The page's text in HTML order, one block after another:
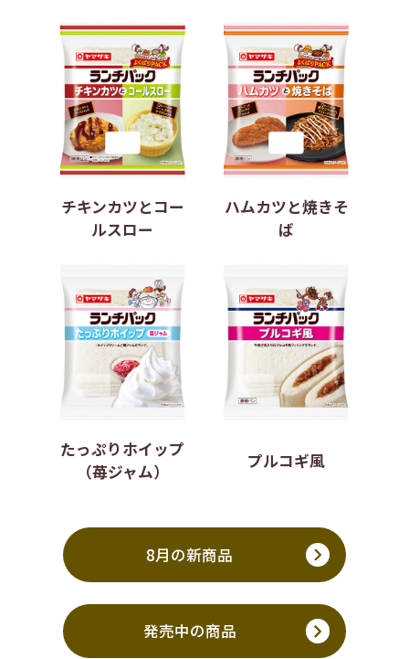
チキンカツとコー
ルスロー
ハムカツと焼きそ
ば
たっぷりホイップ
（苺ジャム）
プルコギ風
8月の新商品
発売中の商品